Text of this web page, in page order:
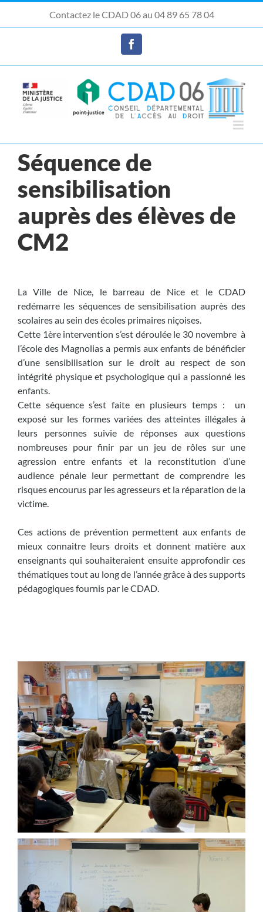
Ouvrir la barre d’outils
Contactez le CDAD 06 au 04 89 65 78 04
Facebook
Séquence de
sensibilisation
auprès des élèves de
CM2
La Ville de Nice, le barreau de Nice et le CDAD
redémarre les séquences de sensibilisation auprès des
scolaires au sein des écoles primaires niçoises.
Cette 1ère intervention s’est déroulée le 30 novembre à
l’école des Magnolias a permis aux enfants de bénéficier
d’une sensibilisation sur le droit au respect de son
intégrité physique et psychologique qui a passionné les
enfants.
Cette séquence s’est faite en plusieurs temps : un
exposé sur les formes variées des atteintes illégales à
leurs personnes suivie de réponses aux questions
nombreuses pour finir par un jeu de rôles sur une
agression entre enfants et la reconstitution d’une
audience pénale leur permettant de comprendre les
risques encourus par les agresseurs et la réparation de la
victime.
Ces actions de prévention permettent aux enfants de
mieux connaitre leurs droits et donnent matière aux
enseignants qui souhaiteraient ensuite approfondir ces
thématiques tout au long de l’année grâce à des supports
pédagogiques fournis par le CDAD.